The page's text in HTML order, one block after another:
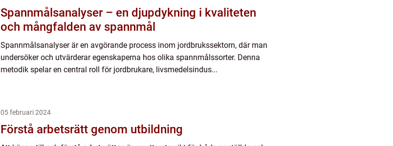
Spannmålsanalyser – en djupdykning i kvaliteten
och mångfalden av spannmål
Spannmålsanalyser är en avgörande process inom jordbrukssektorn, där man
undersöker och utvärderar egenskaperna hos olika spannmålssorter. Denna
metodik spelar en central roll för jordbrukare, livsmedelsindus...
05 februari 2024
Förstå arbetsrätt genom utbildning